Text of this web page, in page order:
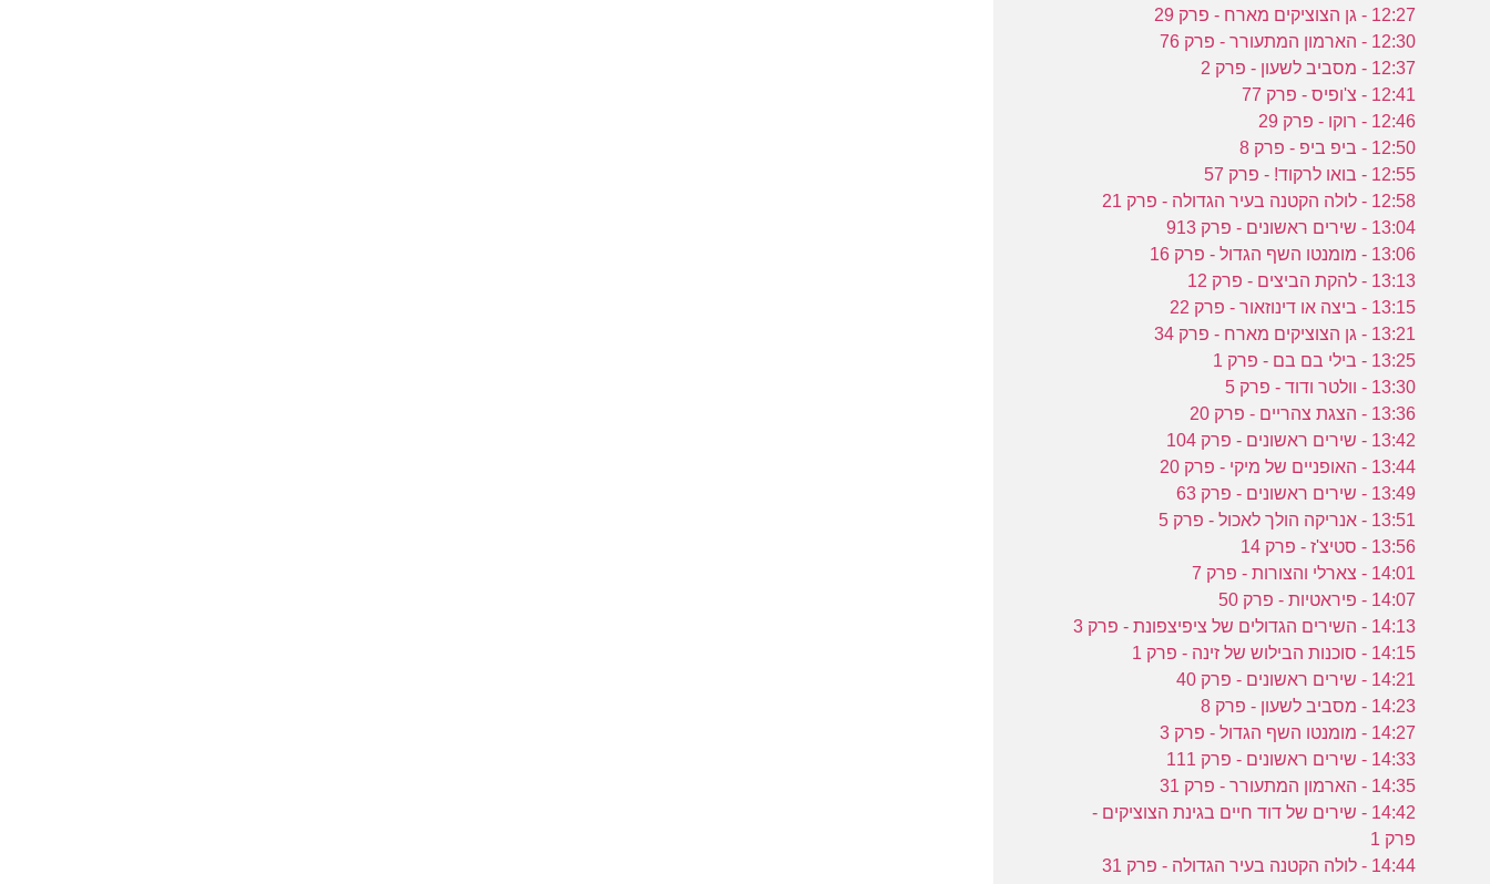
12:27 - גן הצוציקים מארח - פרק 29
12:30 - הארמון המתעורר - פרק 76
12:37 - מסביב לשעון - פרק 2
12:41 - צ'ופיס - פרק 77
12:46 - רוקו - פרק 29
12:50 - ביפ ביפ - פרק 8
12:55 - בואו לרקוד! - פרק 57
12:58 - לולה הקטנה בעיר הגדולה - פרק 21
13:04 - שירים ראשונים - פרק 913
13:06 - מומנטו השף הגדול - פרק 16
13:13 - להקת הביצים - פרק 12
13:15 - ביצה או דינוזאור - פרק 22
13:21 - גן הצוציקים מארח - פרק 34
13:25 - בילי בם בם - פרק 1
13:30 - וולטר ודוד - פרק 5
13:36 - הצגת צהריים - פרק 20
13:42 - שירים ראשונים - פרק 104
13:44 - האופניים של מיקי - פרק 20
13:49 - שירים ראשונים - פרק 63
13:51 - אנריקה הולך לאכול - פרק 5
13:56 - סטיצ'ז - פרק 14
14:01 - צארלי והצורות - פרק 7
14:07 - פיראטיות - פרק 50
14:13 - השירים הגדולים של ציפיצפונת - פרק 3
14:15 - סוכנות הבילוש של זינה - פרק 1
14:21 - שירים ראשונים - פרק 40
14:23 - מסביב לשעון - פרק 8
14:27 - מומנטו השף הגדול - פרק 3
14:33 - שירים ראשונים - פרק 111
14:35 - הארמון המתעורר - פרק 31
14:42 - שירים של דוד חיים בגינת הצוציקים -
פרק 1
14:44 - לולה הקטנה בעיר הגדולה - פרק 31